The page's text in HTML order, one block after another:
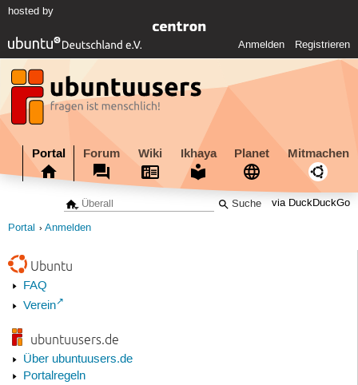
hosted by
Anmelden Registrieren
Portal Forum Wiki Ikhaya Planet Mitmachen
via DuckDuckGo
Portal Anmelden
Ubuntu
FAQ
Verein
ubuntuusers.de
Über ubuntuusers.de
Portalregeln